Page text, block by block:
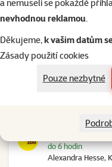
a nemuseli se pokaždé
nevhodnou reklamou.
Děkujeme,k vašim datům
Zásady použití cookies
Pouze nezbytné
Kolín Ovčáry
Ovčáry 304,
Kozomín
Alexandra Hesse,
do 6 hodin